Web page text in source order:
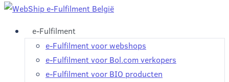
e-Fulfilment
e-Fulfilment voor webshops
e-Fulfilment voor Bol.com verkopers
e-Fulfilment voor BIO producten